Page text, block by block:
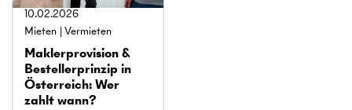
10.02.2026
Mieten Vermieten
Makler­provision &
Besteller­prinzip in
Österreich: Wer
zahlt wann?